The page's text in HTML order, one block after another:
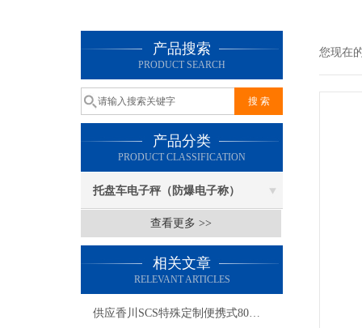
产品搜索
PRODUCT SEARCH
产品分类
PRODUCT CLASSIFICATION
托盘车电子秤（防爆电子称）
查看更多 >>
相关文章
RELEVANT ARTICLES
供应香川SCS特殊定制便携式80吨汽车磅
您现在